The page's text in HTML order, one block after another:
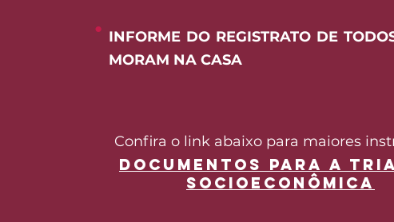
● INFORME DO REGISTRATO DE
MORAM NA CASA
Confira o link abaixo para maiores
DOCUMENTOS PARA A
socioeconômica